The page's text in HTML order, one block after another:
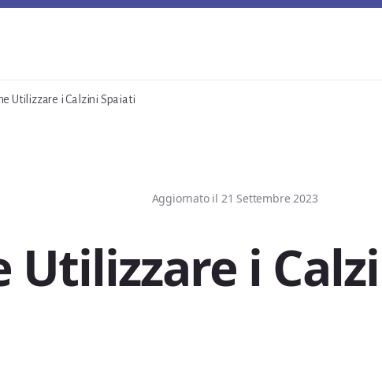
Utilizzare i Calzini Spaiati
Aggiornato il 21 Settembre 2023
Utilizzare i